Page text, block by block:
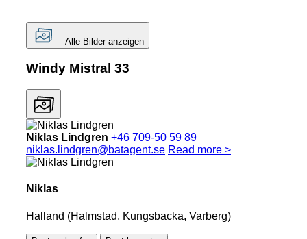
Alle Bilder anzeigen
Windy Mistral 33
Niklas Lindgren +46 709-50 59 89
niklas.lindgren@batagent.se Read more >
Niklas
Halland (Halmstad, Kungsbacka, Varberg)